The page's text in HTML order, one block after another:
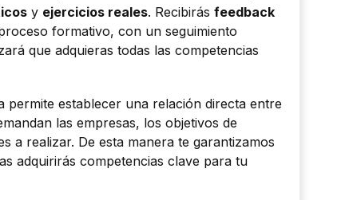
y ejercicios reales. Recibirás feedback
formativo, con un seguimiento
que adquieras todas las competencias
permite establecer una relación directa entre
las empresas, los objetivos de
a realizar. De esta manera te garantizamos
adquirirás competencias clave para tu